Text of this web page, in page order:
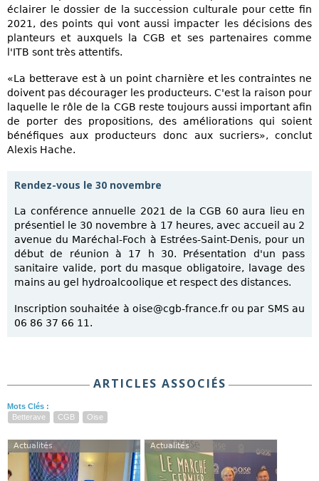
éclairer le dossier de la succession culturale pour cette fin
2021, des points qui vont aussi impacter les décisions des
planteurs et auxquels la CGB et ses partenaires comme
l'ITB sont très attentifs.
«La betterave est à un point charnière et les contraintes ne
doivent pas décourager les producteurs. C'est la raison pour
laquelle le rôle de la CGB reste toujours aussi important afin
de porter des propositions, des améliorations qui soient
bénéfiques aux producteurs donc aux sucriers», conclut
Alexis Hache.
Rendez-vous le 30 novembre
La conférence annuelle 2021 de la CGB 60 aura lieu en
présentiel le 30 novembre à 17 heures, avec accueil au 2
avenue du Maréchal-Foch à Estrées-Saint-Denis, pour un
début de réunion à 17 h 30. Présentation d'un pass
sanitaire valide, port du masque obligatoire, lavage des
mains au gel hydroalcoolique et respect des distances.
Inscription souhaitée à oise@cgb-france.fr ou par SMS au
06 86 37 66 11.
ARTICLES ASSOCIÉS
Mots Clés :
Betterave
CGB Oise
Actualités Actualités